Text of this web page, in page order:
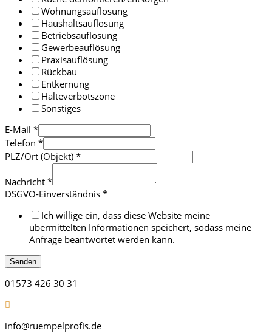
Wohnungsauflösung
Haushaltsauflösung
Betriebsauflösung
Gewerbeauflösung
Praxisauflösung
Rückbau
Entkernung
Halteverbotszone
Sonstiges
E-Mail *
Telefon *
PLZ/Ort (Objekt) *
Nachricht *
DSGVO-Einverständnis *
Ich willige ein, dass diese Website meine
übermittelten Informationen speichert, sodass meine
Anfrage beantwortet werden kann.
Senden
01573 426 30 31
info@ruempelprofis.de